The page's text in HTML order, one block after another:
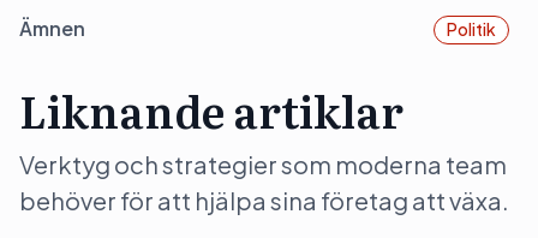
Ämnen Politik
Liknande artiklar
Verktyg och strategier som moderna team
behöver för att hjälpa sina företag att växa.